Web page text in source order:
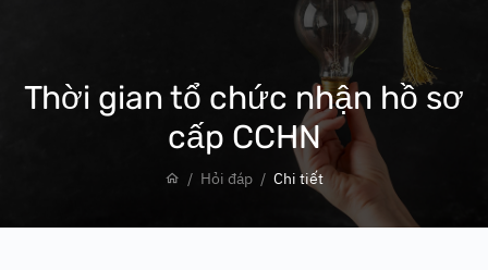
Thời gian tổ chức nhận hồ sơ
cấp CCHN
Hỏi đáp Chi tiết